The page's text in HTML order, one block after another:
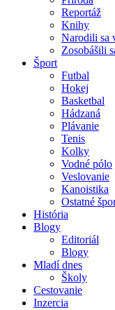
Reportáž
Knihy
Narodili sa
Zosobášili
Šport
Futbal
Hokej
Basketbal
Hádzaná
Plávanie
Tenis
Kolky
Vodné pólo
Veslovanie
Kanoistika
Ostatné
História
Blogy
Editoriál
Blogy
Mladí dnes
Školy
Cestovanie
Inzercia